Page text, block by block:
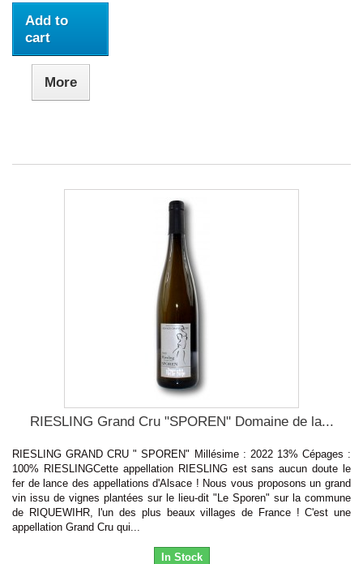
Add to
cart
More
RIESLING Grand Cru "SPOREN" Domaine de la...
RIESLING GRAND CRU " SPOREN" Millésime : 2022 13% Cépages :
100% RIESLINGCette appellation RIESLING est sans aucun doute le
fer de lance des appellations d'Alsace ! Nous vous proposons un grand
vin issu de vignes plantées sur le lieu-dit "Le Sporen" sur la commune
de RIQUEWIHR, l'un des plus beaux villages de France ! C'est une
appellation Grand Cru qui...
In Stock